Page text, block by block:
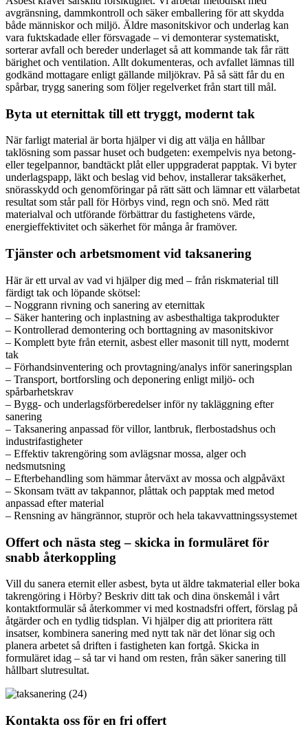
avgränsning, dammkontroll och säker emballering för att skydda
både människor och miljö. Äldre masonitskivor och underlag kan
vara fuktskadade eller försvagade – vi demonterar systematiskt,
sorterar avfall och bereder underlaget så att kommande tak får rätt
bärighet och ventilation. Allt dokumenteras, och avfallet lämnas till
godkänd mottagare enligt gällande miljökrav. På så sätt får du en
spårbar, trygg sanering som följer regelverket från start till mål.
Byta ut eternittak till ett tryggt, modernt tak
När farligt material är borta hjälper vi dig att välja en hållbar
taklösning som passar huset och budgeten: exempelvis nya betong-
eller tegelpannor, bandtäckt plåt eller uppgraderat papptak. Vi byter
underlagspapp, läkt och beslag vid behov, installerar taksäkerhet,
snörasskydd och genomföringar på rätt sätt och lämnar ett välarbetat
resultat som står pall för Hörbys vind, regn och snö. Med rätt
materialval och utförande förbättrar du fastighetens värde,
energieffektivitet och säkerhet för många år framöver.
Tjänster och arbetsmoment vid taksanering
Här är ett urval av vad vi hjälper dig med – från riskmaterial till
färdigt tak och löpande skötsel:
– Noggrann rivning och sanering av eternittak
– Säker hantering och inplastning av asbesthaltiga takprodukter
– Kontrollerad demontering och borttagning av masonitskivor
– Komplett byte från eternit, asbest eller masonit till nytt, modernt
tak
– Förhandsinventering och provtagning/analys inför saneringsplan
– Transport, bortforsling och deponering enligt miljö- och
spårbarhetskrav
– Bygg- och underlagsförberedelser inför ny takläggning efter
sanering
– Taksanering anpassad för villor, lantbruk, flerbostadshus och
industrifastigheter
– Effektiv takrengöring som avlägsnar mossa, alger och
nedsmutsning
– Efterbehandling som hämmar återväxt av mossa och algpåväxt
– Skonsam tvätt av takpannor, plåttak och papptak med metod
anpassad efter material
– Rensning av hängrännor, stuprör och hela takavvattningssystemet
Offert och nästa steg – skicka in formuläret för
snabb återkoppling
Vill du sanera eternit eller asbest, byta ut äldre takmaterial eller boka
takrengöring i Hörby? Beskriv ditt tak och dina önskemål i vårt
kontaktformulär så återkommer vi med kostnadsfri offert, förslag på
åtgärder och en tydlig tidsplan. Vi hjälper dig att prioritera rätt
insatser, kombinera sanering med nytt tak när det lönar sig och
planera arbetet så driften i fastigheten kan fortgå. Skicka in
formuläret idag – så tar vi hand om resten, från säker sanering till
hållbart slutresultat.
Kontakta oss för en fri offert